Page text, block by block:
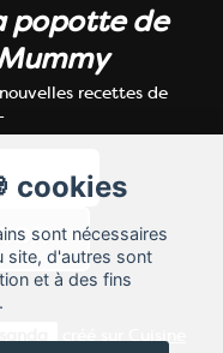
cookies
sont nécessaires
site, d'autres sont
et à des fins
popotte de
recettes de